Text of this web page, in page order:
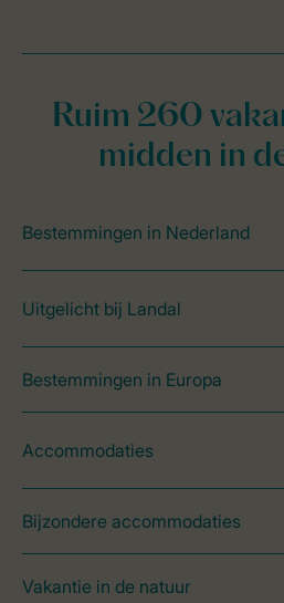
Ruim 260
midden in
Bestemmingen in Nederland
Uitgelicht bij Landal
Bestemmingen in Europa
Accommodaties
Bijzondere accommodaties
Vakantie in de natuur